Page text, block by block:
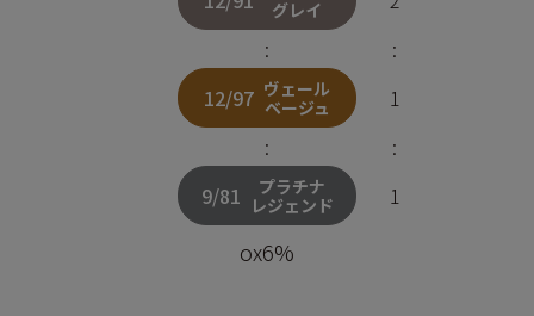
グレイ
:
:
12/97 ヴェール
ベージュ
1
:
:
9/81
プラチナ
レジェンド
1
ox6%